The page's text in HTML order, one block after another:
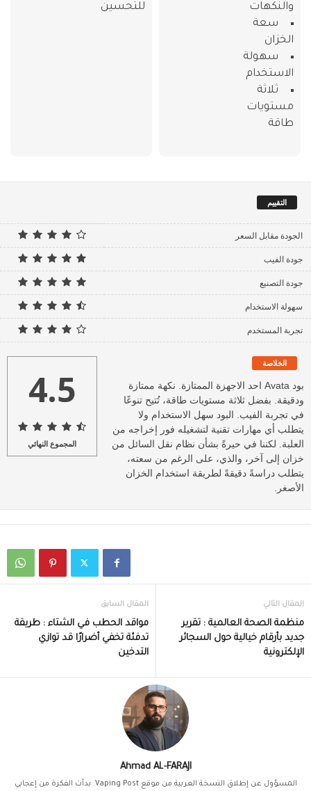
والنكهات
سعة
الخزان
سهولة
الاستخدام
ثلاثة
مستويات
طاقة
للتحسين
التقييم
الجودة مقابل السعر
جودة الفيب
جودة التصنيع
سهولة الاستخدام
تجربة المستخدم
الخلاصة
بود Avata احد الاجهزة الممتازة. نكهة ممتازة
ودقيقة. بفضل ثلاثة مستويات طاقة، تُتيح تنوعًا
في تجربة الفيب. البود سهل الاستخدام ولا
يتطلب أي مهارات تقنية لتشغيله فور إخراجه من
العلبة. لكننا في حيرةً بشأن نظام نقل السائل من
خزان إلى آخر، والذي، على الرغم من سعته،
يتطلب دراسةً دقيقةً لطريقة استخدام الخزان
الأصغر.
4.5
المجموع النهائي
المقال السابق
مواقد الحطب في الشتاء : طريقة
تدفئة تخفي أضرارًا قد توازي
التدخين
المقال التالي
منظمة الصحة العالمية : تقرير
جديد بأرقام خيالية حول السجائر
الإلكترونية
Ahmad AL-FARAJI
المسؤول عن إطلاق النسخة العربية من موقع Vaping Post. بدأت الفكرة من إعجابي